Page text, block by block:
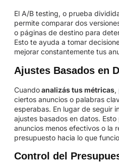
El A/B testing, o prueba
permite comparar dos
o páginas de destino para
Esto te ayuda a tomar
mejorar constantemente tus
Ajustes Basados en
Cuandoanalizás tus métricas,
ciertos anuncios o palabras
esperabas. En lugar de seguir
ajustes basados en datos.
anuncios menos efectivos o la
presupuesto hacia lo que
Control del